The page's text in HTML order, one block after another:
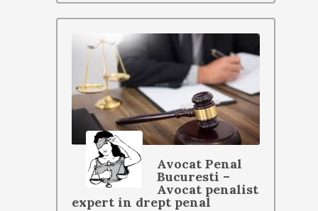
Avocat Penal
Bucuresti –
Avocat penalist
expert in drept penal